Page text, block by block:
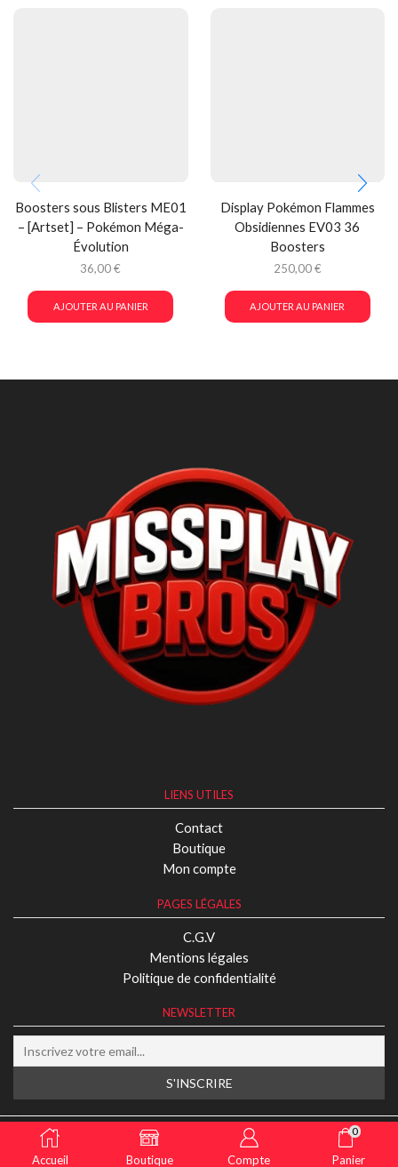
Boosters sous Blisters ME01
– [Artset] – Pokémon Méga-
Évolution
36,00€
AJOUTER AU PANIER
Display Pokémon Flammes
Obsidiennes EV03 36
Boosters
250,00€
AJOUTER AU PANIER
LIENS UTILES
Contact
Boutique
Mon compte
PAGES LÉGALES
C.G.V
Mentions légales
Politique de confidentialité
NEWSLETTER
2024 © Missplaybros
Réalisé par NeoAgenceWeb
Accueil Boutique Compte
0
Panier